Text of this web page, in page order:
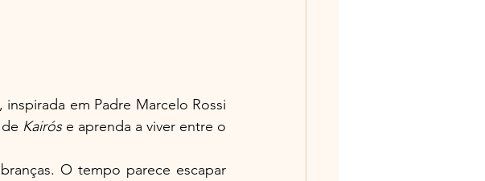
em Padre Marcelo Rossi
Kairós e aprenda a viver entre o
O tempo parece escapar